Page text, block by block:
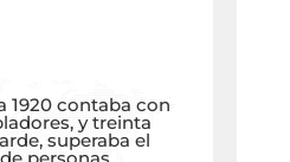
1920 contaba con
y treinta
superaba el